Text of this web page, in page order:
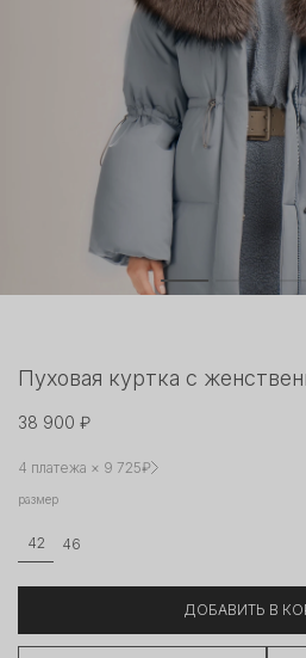
Пуховая куртка с
38 900 ₽
4 платежа × 9 725₽
размер
42 46
ДОБАВИТЬ В